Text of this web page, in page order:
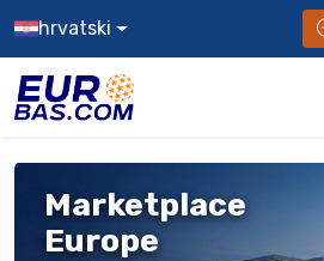
hrvatski
Marketplace
Europe